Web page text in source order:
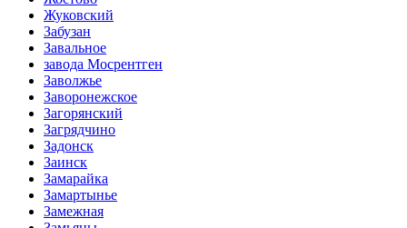
Жуковский
Забузан
Завальное
завода Мосрентген
Заволжье
Заворонежское
Загорянский
Загрядчино
Задонск
Заинск
Замарайка
Замартынье
Замежная